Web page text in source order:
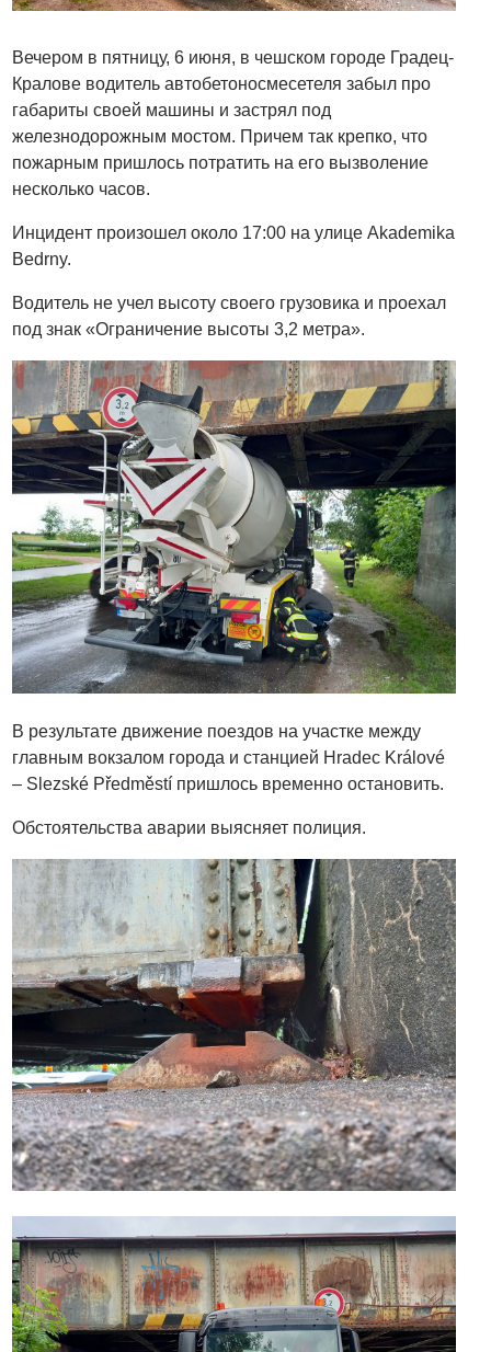
Вечером в пятницу, 6 июня, в чешском городе Градец-
Кралове водитель автобетоносмесетеля забыл про
габариты своей машины и застрял под
железнодорожным мостом. Причем так крепко, что
пожарным пришлось потратить на его вызволение
несколько часов.
Инцидент произошел около 17:00 на улице Akademika
Bedrny.
Водитель не учел высоту своего грузовика и проехал
под знак «Ограничение высоты 3,2 метра».
В результате движение поездов на участке между
главным вокзалом города и станцией Hradec Králové
– Slezské Předměstí пришлось временно остановить.
Обстоятельства аварии выясняет полиция.